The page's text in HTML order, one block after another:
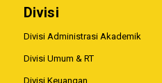
Divisi
Divisi Administrasi Akademik
Divisi Umum & RT
Divisi Keuangan